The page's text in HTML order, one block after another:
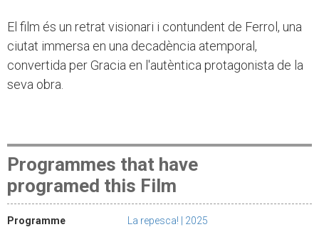
El film és un retrat visionari i contundent de Ferrol, una
ciutat immersa en una decadència atemporal,
convertida per Gracia en l'autèntica protagonista de la
seva obra.
Programmes that have
programed this Film
Programme
La repesca! | 2025